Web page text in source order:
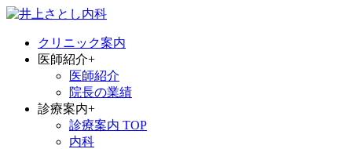
クリニック案内
医師紹介+
医師紹介
院長の業績
診療案内+
診療案内 TOP
内科